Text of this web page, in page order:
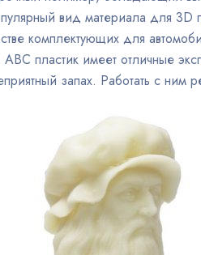
вид материала для 3D
комплектующих для
пластик имеет отличные
запах. Работать с